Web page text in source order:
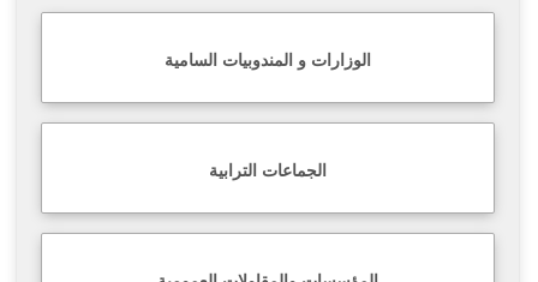
Français
الوزارات و المندوبيات السامية
الجماعات الترابية